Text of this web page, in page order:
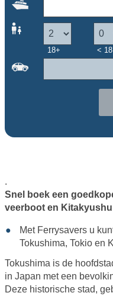
18+ < 18
.
Snel boek een
veerboot en
Met Ferrysavers u
Tokushima, Tokio en
Tokushima is de
in Japan met een
Deze historische stad,